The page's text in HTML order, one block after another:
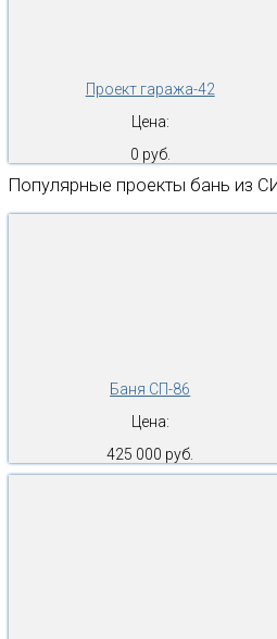
Проект гаража-42
Цена:
0 руб.
Популярные проекты бань из
Баня СП-86
Цена:
425 000 руб.